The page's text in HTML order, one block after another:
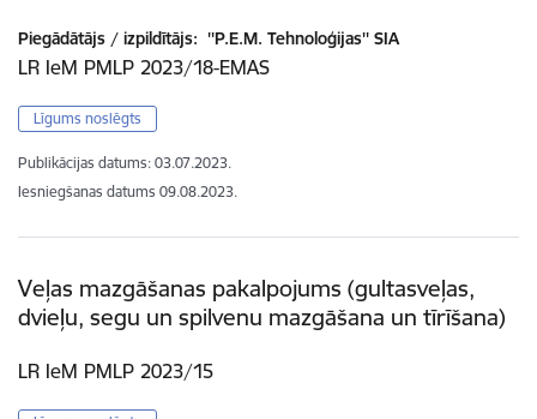
Piegādātājs / izpildītājs: ''P.E.M. Tehnoloģijas'' SIA
LR IeM PMLP 2023/18-EMAS
Līgums noslēgts
Publikācijas datums: 03.07.2023.
Iesniegšanas datums 09.08.2023.
Veļas mazgāšanas pakalpojums (gultasveļas,
dvieļu, segu un spilvenu mazgāšana un tīrīšana)
LR IeM PMLP 2023/15